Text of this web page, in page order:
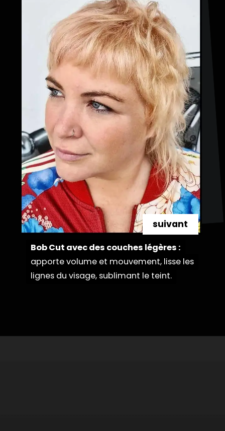
Bob Cut avec des couches légères :
apporte volume et mouvement, lisse les
lignes du visage, sublimant le teint.
Bob Cut avec des couches légères :
apporte volume et mouvement, lisse les
lignes du visage, sublimant le teint.
suivant